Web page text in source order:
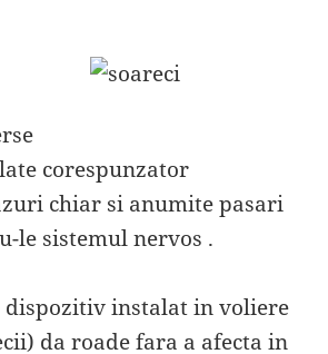
corespunzator
chiar si anumite pasari
le sistemul nervos .
dispozitiv instalat in voliere
da roade fara a afecta in